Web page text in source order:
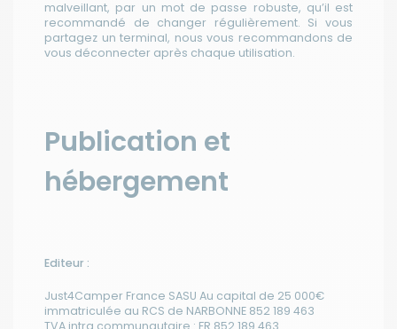
malveillant, par un mot de passe robuste, qu’il est
recommandé de changer régulièrement. Si vous
partagez un terminal, nous vous recommandons de
vous déconnecter après chaque utilisation.
Publication et
hébergement
Editeur :
Just4Camper France SASU Au capital de 25 000€
immatriculée au RCS de NARBONNE 852 189 463
TVA intra communautaire : FR 852 189 463